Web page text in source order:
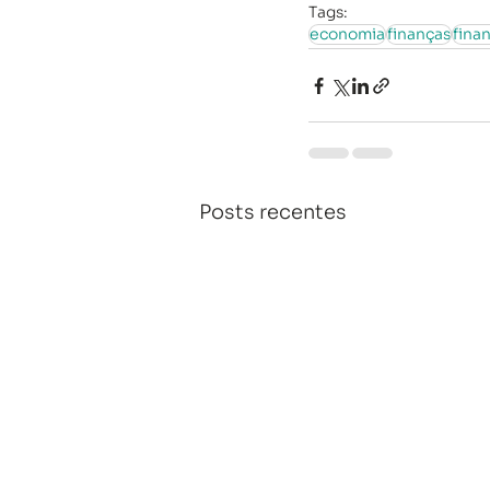
Tags:
economiafinanças
Posts recentes